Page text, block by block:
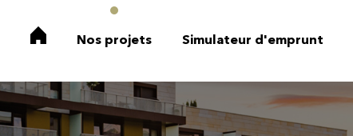
Nos projets
Projetsen cours
Simulateur d'emprunt